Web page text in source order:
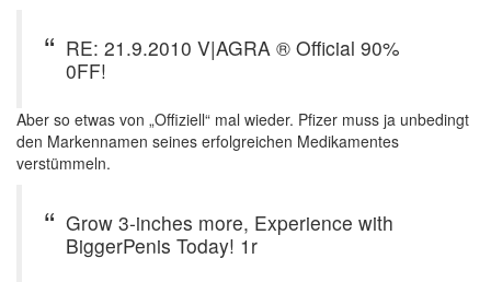
RE: 21.9.2010 V|AGRA ® Official 90%
0FF!
Aber so etwas von „Offiziell“ mal wieder. Pfizer muss ja unbedingt
den Markennamen seines erfolgreichen Medikamentes
verstümmeln.
Grow 3-inches more, Experience with
BiggerPenis Today! 1r